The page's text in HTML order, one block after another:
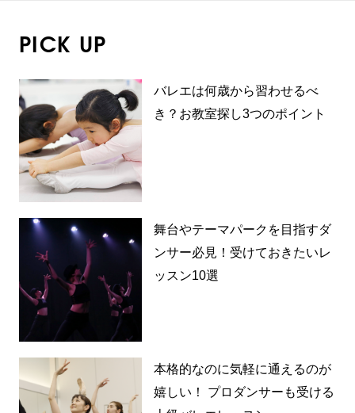
PICK UP
バレエは何歳から習わせるべ
き？お教室探し3つのポイント
舞台やテーマパークを目指すダ
ンサー必見！受けておきたいレ
ッスン10選
本格的なのに気軽に通えるのが
嬉しい！ プロダンサーも受ける